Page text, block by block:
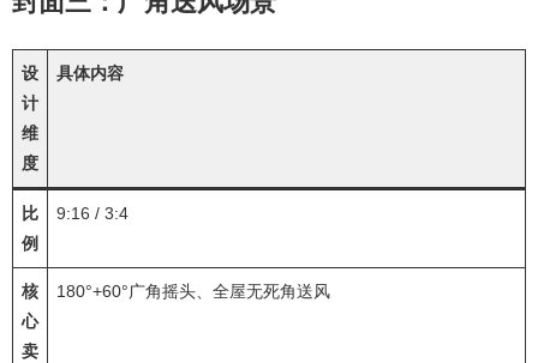
设
计
维
度
具体内容
比
例
9:16 / 3:4
核
心
卖
180°+60°广角摇头、全屋无死角送风